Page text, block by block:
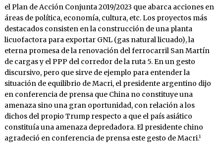
el Plan de Acción Conjunta 2019/2023 que abarca acciones en
áreas de política, economía, cultura, etc. Los proyectos más
destacados consisten en la construcción de una planta
licuofactora para exportar GNL (gas natural licuado), la
eterna promesa de la renovación del ferrocarril San Martín
de cargas y el PPP del corredor de la ruta 5. En un gesto
discursivo, pero que sirve de ejemplo para entender la
situación de equilibrio de Macri, el presidente argentino dijo
en conferencia de prensa que China no constituye una
amenaza sino una gran oportunidad, con relación a los
dichos del propio Trump respecto a que el país asiático
constituía una amenaza depredadora. El presidente chino
agradeció en conferencia de prensa este gesto de Macri.i